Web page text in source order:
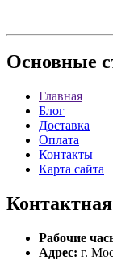
Основные
Главная
Блог
Доставка
Оплата
Контакты
Карта сайта
Контактная
Рабочие
Адрес: г.